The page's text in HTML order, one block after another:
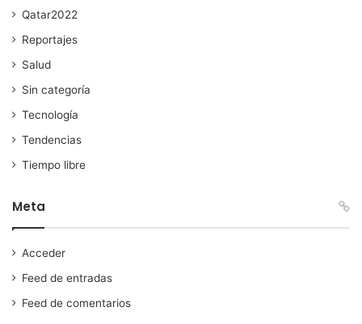
Qatar2022
Reportajes
Salud
Sin categoría
Tecnología
Tendencias
Tiempo libre
Meta
Acceder
Feed de entradas
Feed de comentarios